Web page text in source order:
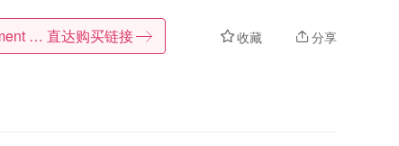
收藏 分享
Mountain Equipment Company 直达购买链接